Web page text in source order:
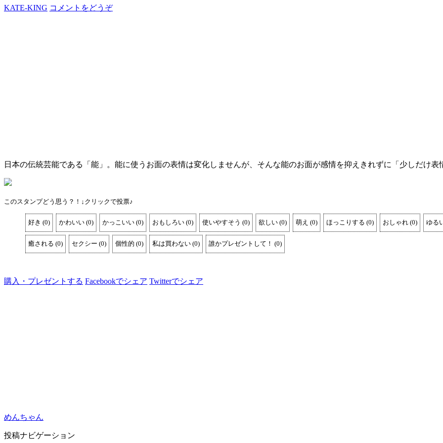
KATE-KING コメントをどうぞ
日本の伝統芸能である「能」。能に使うお面の表情は変化しませんが、そんな能のお面が感情を抑えきれずに「少しだけ表
このスタンプどう思う？！↓クリックで投票♪
好き (0) かわいい (0) かっこいい (0) おもしろい (0) 使いやすそう (0) 欲しい (0) 萌え (0) ほっこりする (0) おしゃれ (0) ゆる
癒される (0) セクシー (0) 個性的 (0) 私は買わない (0) 誰かプレゼントして！ (0)
購入・プレゼントする Facebookでシェア Twitterでシェア
めんちゃん
投稿ナビゲーション